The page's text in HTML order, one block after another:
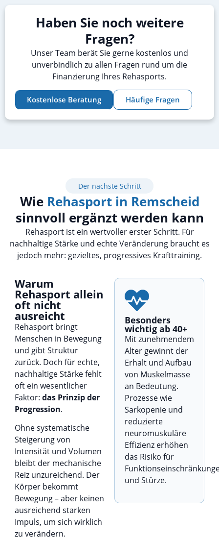
Haben Sie noch weitere
Fragen?
Unser Team berät Sie gerne kostenlos und
unverbindlich zu allen Fragen rund um die
Finanzierung Ihres Rehasports.
Kostenlose Beratung Häufige Fragen
Der nächste Schritt
Wie Rehasport in Remscheid
sinnvoll ergänzt werden kann
Rehasport ist ein wertvoller erster Schritt. Für
nachhaltige Stärke und echte Veränderung braucht es
jedoch mehr: gezieltes, progressives Krafttraining.
Warum
Rehasport allein
oft nicht
ausreicht
Rehasport bringt
Menschen in Bewegung
und gibt Struktur
zurück. Doch für echte,
nachhaltige Stärke fehlt
oft ein wesentlicher
Faktor: das Prinzip der
Progression.
Ohne systematische
Steigerung von
Intensität und Volumen
bleibt der mechanische
Reiz unzureichend. Der
Körper bekommt
Bewegung – aber keinen
ausreichend starken
Impuls, um sich wirklich
zu verändern.
Besonders
wichtig ab 40+
Mit zunehmendem
Alter gewinnt der
Erhalt und Aufbau
von Muskelmasse
an Bedeutung.
Prozesse wie
Sarkopenie und
reduzierte
neuromuskuläre
Effizienz erhöhen
das Risiko für
und Stürze.